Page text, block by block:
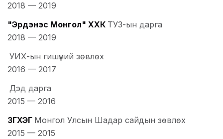
2018 — 2019
"Эрдэнэс Монгол" ХХК ТУЗ-ын дарга
2018 — 2019
УИХ-ын гишүүний зөвлөх
2016 — 2017
Дэд дарга
2015 — 2016
ЗГХЭГ Монгол Улсын Шадар сайдын зөвлөх
2015 — 2015